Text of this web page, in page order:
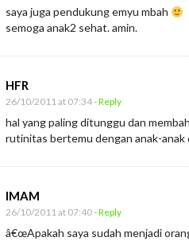
y
a
M
n
a
n
s
saya juga pendukung emyu mbah
semoga anak2 sehat. amin.
HFR
26/10/2011 at 07:34- Reply
hal yang paling ditunggu dan
rutinitas bertemu dengan anak-
IMAM
26/10/2011 at 07:40- Reply
â€œApakah saya sudah menjadi